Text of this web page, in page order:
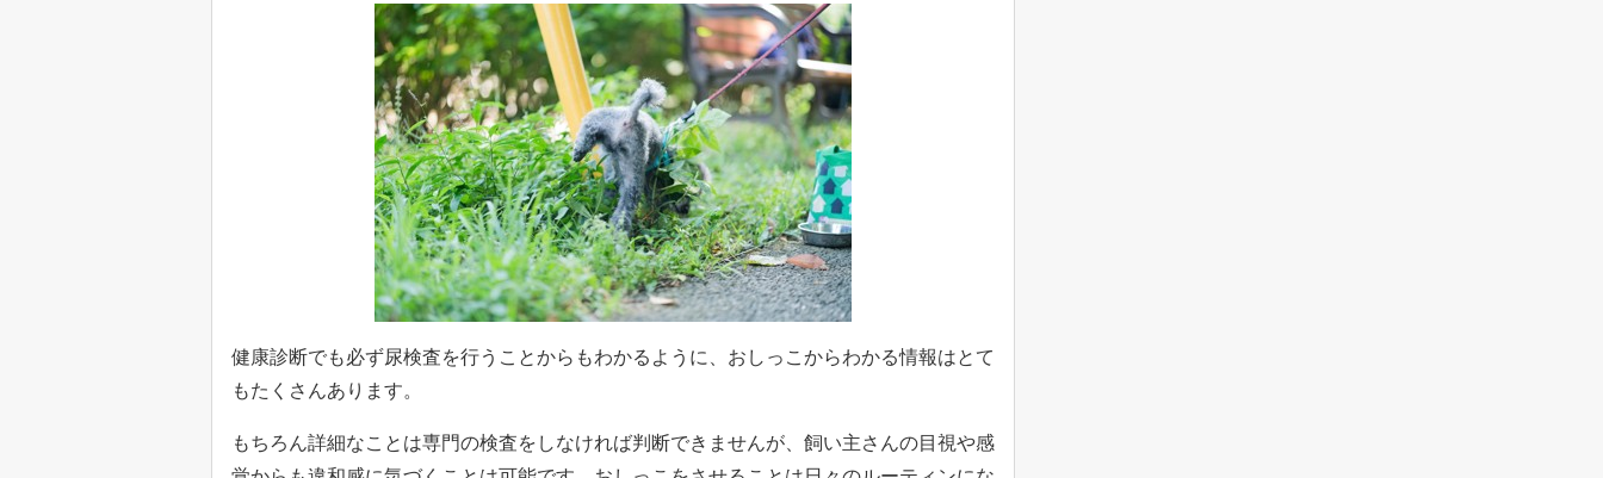
健康診断でも必ず尿検査を行うことからもわかるように、おしっこからわかる情報はとて
もたくさんあります。
もちろん詳細なことは専門の検査をしなければ判断できませんが、飼い主さんの目視や感